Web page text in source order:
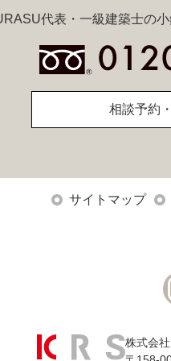
代表・一級建築士の
相談予約
サイトマップ
株式会